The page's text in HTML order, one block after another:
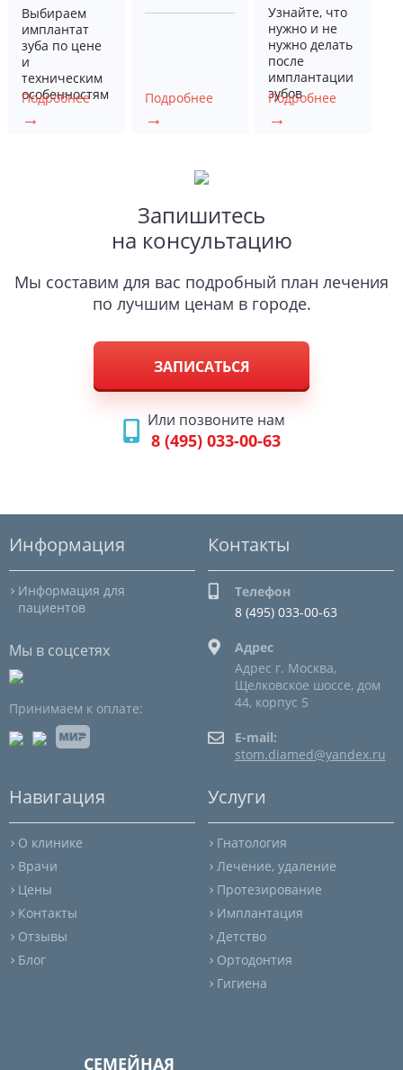
Выбираем
имплантат
зуба по цене
и
техническим
особенностям
Узнайте, что
нужно и не
нужно делать
после
имплантации
зубов
Запишитесь
на консультацию
Мы составим для вас подробный план лечения
по лучшим ценам в городе.
ЗАПИСАТЬСЯ
Или позвоните нам
8 (495) 033-00-63
СЕМЕЙНАЯ
Навигация
О клинике
Врачи
Цены
Контакты
Отзывы
Блог
Услуги
Гнатология
Лечение, удаление
Протезирование
Имплантация
Детство
Ортодонтия
Гигиена
Информация
Информация для
пациентов
Мы в соцсетях
Принимаем к оплате:
Контакты
Телефон
8 (495) 033-00-63
Адрес
Адрес г. Москва,
Щелковское шоссе, дом
44, корпус 5
E-mail:
stom.diamed@yandex.ru